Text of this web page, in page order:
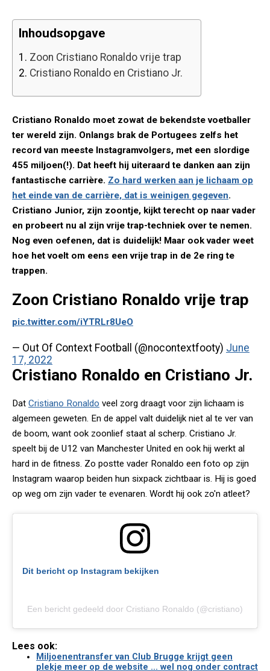
Inhoudsopgave
1. Zoon Cristiano Ronaldo vrije trap
2. Cristiano Ronaldo en Cristiano Jr.
Cristiano Ronaldo moet zowat de bekendste voetballer
ter wereld zijn. Onlangs brak de Portugees zelfs het
record van meeste Instagramvolgers, met een slordige
455 miljoen(!). Dat heeft hij uiteraard te danken aan zijn
fantastische carrière. Zo hard werken aan je lichaam op
het einde van de carrière, dat is weinigen gegeven.
Cristiano Junior, zijn zoontje, kijkt terecht op naar vader
en probeert nu al zijn vrije trap-techniek over te nemen.
Nog even oefenen, dat is duidelijk! Maar ook vader weet
hoe het voelt om eens een vrije trap in de 2e ring te
trappen.
Zoon Cristiano Ronaldo vrije trap
pic.twitter.com/iYTRLr8UeO
— Out Of Context Football (@nocontextfooty) June
17, 2022
Cristiano Ronaldo en Cristiano Jr.
Dat Cristiano Ronaldo veel zorg draagt voor zijn lichaam is
algemeen geweten. En de appel valt duidelijk niet al te ver van
de boom, want ook zoonlief staat al scherp. Cristiano Jr.
speelt bij de U12 van Manchester United en ook hij werkt al
hard in de fitness. Zo postte vader Ronaldo een foto op zijn
Instagram waarop beiden hun sixpack zichtbaar is. Hij is goed
op weg om zijn vader te evenaren. Wordt hij ook zo'n atleet?
Dit bericht op Instagram bekijken
Een bericht gedeeld door Cristiano Ronaldo (@cristiano)
Lees ook:
Miljoenentransfer van Club Brugge krijgt geen
plekje meer op de website ... wel nog onder contract